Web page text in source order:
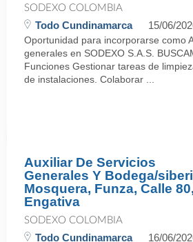
SODEXO COLOMBIA
Todo Cundinamarca 15/06/
Oportunidad para incorporarse como
generales en SODEXO S.A.S.
Funciones Gestionar tareas de
de instalaciones. Colaborar ...
Auxiliar De Servicios
Generales Y Bodega/
Mosquera, Funza, Calle 80,
Engativa
SODEXO COLOMBIA
Todo Cundinamarca 16/06/